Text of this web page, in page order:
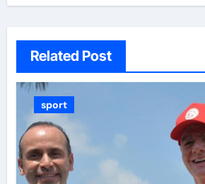
Related Post
sport